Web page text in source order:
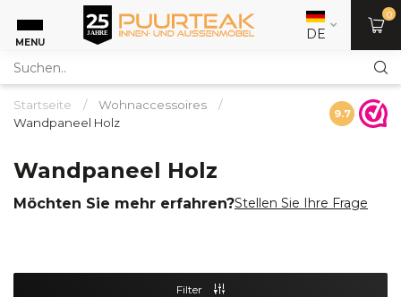
MENU DE
0
Startseite / Wohnaccessoires
/
Wandpaneel Holz
9.7
Wandpaneel Holz
Möchten Sie mehr erfahren?Stellen Sie Ihre Frage
Filter